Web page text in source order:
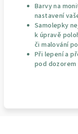
Barvy na
nastavení
Samolepky
k úpravě
či malování
Při lepení a
pod dozorem